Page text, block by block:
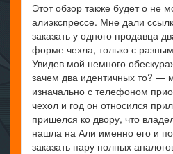
Этот обзор также будет о не
алиэкспрессе. Мне дали
заказать у одного продавца
форме чехла, только с
Увидев мой немного
зачем два идентичных то? —
изначально с телефоном
чехол и год он относился
пришелся ко двору, что
нашла на Али именно его и
заказать пару полных